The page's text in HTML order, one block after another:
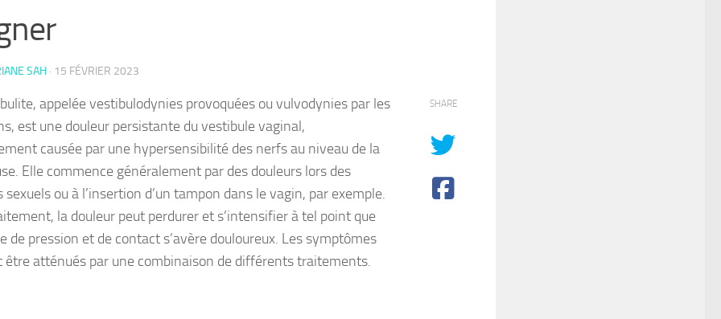
SAH · 15 FÉVRIER 2023
appelée vestibulodynies provoquées ou vulvodynies par les
est une douleur persistante du vestibule vaginal,
causée par une hypersensibilité des nerfs au niveau de la
Elle commence généralement par des douleurs lors des
sexuels ou à l’insertion d’un tampon dans le vagin, par exemple.
la douleur peut perdurer et s’intensifier à tel point que
de pression et de contact s’avère douloureux. Les symptômes
être atténués par une combinaison de différents traitements.
SHARE